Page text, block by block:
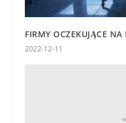
FIRMY OCZEKUJĄCE NA
2022-12-11